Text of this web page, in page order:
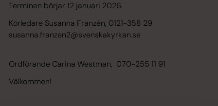
Terminen börjar 12 januari 2026.
Körledare Susanna Franzén, 0121-358 29
susanna.franzen2@svenskakyrkan.se
Ordförande Carina Westman, 070-255 11 91
Välkommen!